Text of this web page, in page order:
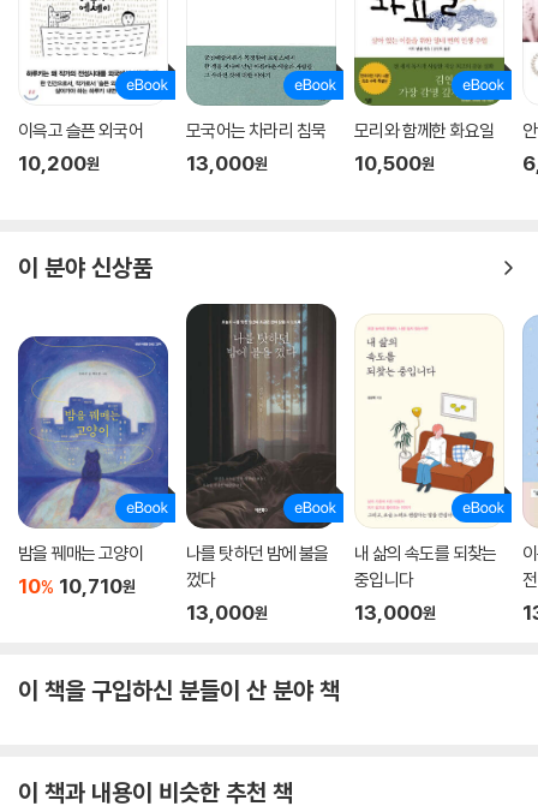
이윽고 슬픈 외국어
10,200원
모국어는 차라리 침묵
13,000원
모리와 함께한 화요일
10,500원
이 분야 신상품
밤을 꿰매는 고양이
10% 10,710원
나를 탓하던 밤에 불을
껐다
13,000원
내 삶의 속도를 되찾는
중입니다
13,000원
전
이 책을 구입하신 분들이 산 분야 책
이 책과 내용이 비슷한 추천 책